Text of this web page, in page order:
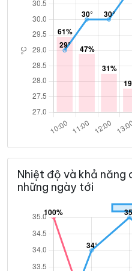
Nhiệt độ và khả năng
những ngày tới